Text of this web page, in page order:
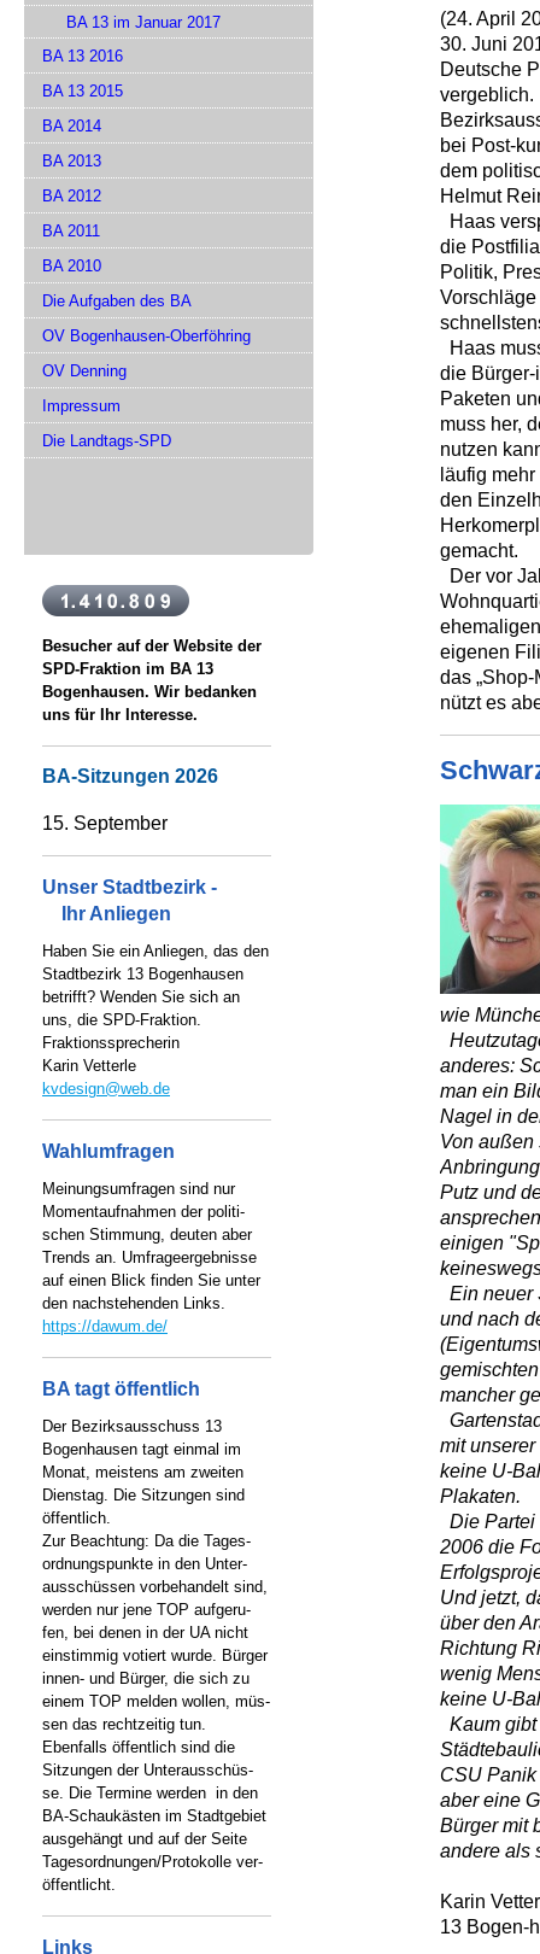
(24. April
30. Juni
Deutsche
vergeblich.
bei Post-
dem
Helmut
Haas
die
Politik,
Haas
die
Paketen
muss her,
nutzen
läufig
den
gemacht.
Der vor
eigenen
das
nützt es
wie
anderes:
man ein
Nagel in
Von außen
Putz und
einigen
Ein neuer
und nach
mancher
mit
keine U-
Plakaten.
Die Partei
2006 die
Und jetzt,
über den
Richtung
wenig
keine U-
Kaum
CSU Panik
aber eine
Bürger mit
andere als
Karin
13 Bogen-
BA 13 im Januar 2017
BA 13 2016
BA 13 2015
BA 2014
BA 2013
BA 2012
BA 2011
BA 2010
Die Aufgaben des BA
OV Bogenhausen-Oberföhring
OV Denning
Impressum
Die Landtags-SPD
Besucher auf der Website der
SPD-Fraktion im BA 13
Bogenhausen. Wir bedanken
uns für Ihr Interesse.
BA-Sitzungen 2026
15. September
Unser Stadtbezirk -
Ihr Anliegen
Haben Sie ein Anliegen, das den
Stadtbezirk 13 Bogenhausen
betrifft? Wenden Sie sich an
uns, die SPD-Fraktion.
Fraktionssprecherin
Karin Vetterle
kvdesign@web.de
Wahlumfragen
Meinungsumfragen sind nur
Momentaufnahmen der politi-
schen Stimmung, deuten aber
Trends an. Umfrageergebnisse
auf einen Blick finden Sie unter
den nachstehenden Links.
https://dawum.de/
BA tagt öffentlich
Der Bezirksausschuss 13
Bogenhausen tagt einmal im
Monat, meistens am zweiten
Dienstag. Die Sitzungen sind
öffentlich.
Zur Beachtung: Da die Tages-
ordnungspunkte in den Unter-
ausschüssen vorbehandelt sind,
werden nur jene TOP aufgeru-
fen, bei denen in der UA nicht
einstimmig votiert wurde. Bürger
innen- und Bürger, die sich zu
einem TOP melden wollen, müs-
sen das rechtzeitig tun.
Ebenfalls öffentlich sind die
Sitzungen der Unterausschüs-
se. Die Termine werden in den
BA-Schaukästen im Stadtgebiet
ausgehängt und auf der Seite
Tagesordnungen/Protokolle ver-
öffentlicht.
Links